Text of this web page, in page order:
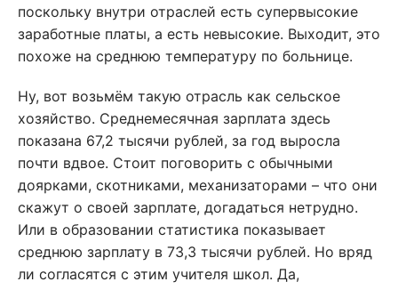
поскольку внутри отраслей есть супервысокие
заработные платы, а есть невысокие. Выходит, это
похоже на среднюю температуру по больнице.
Ну, вот возьмём такую отрасль как сельское
хозяйство. Среднемесячная зарплата здесь
показана 67,2 тысячи рублей, за год выросла
почти вдвое. Стоит поговорить с обычными
доярками, скотниками, механизаторами – что они
скажут о своей зарплате, догадаться нетрудно.
Или в образовании статистика показывает
среднюю зарплату в 73,3 тысячи рублей. Но вряд
ли согласятся с этим учителя школ. Да,